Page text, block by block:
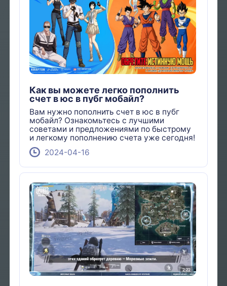
Как вы можете легко пополнить
счет в юс в пубг мобайл?
Вам нужно пополнить счет в юс в пубг
мобайл? Ознакомьтесь с лучшими
советами и предложениями по быстрому
и легкому пополнению счета уже сегодня!
2024-04-16